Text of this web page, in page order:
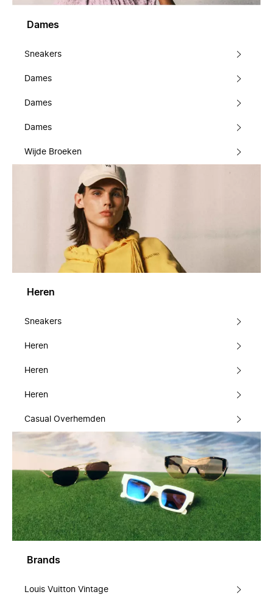
Dames
Sneakers
Dames
Dames
Dames
Wijde Broeken
Heren
Sneakers
Heren
Heren
Heren
Casual Overhemden
Brands
Louis Vuitton Vintage